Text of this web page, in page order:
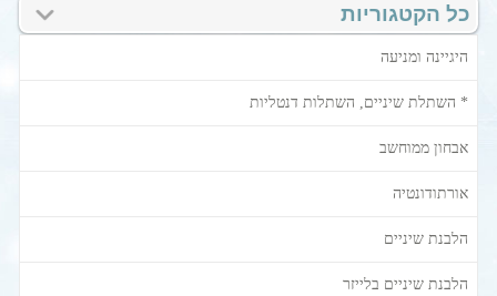
כל הקטגוריות
היגיינה ומניעה
* השתלת שיניים, השתלות דנטליות
אבחון ממוחשב
אורתודונטיה
הלבנת שיניים
הלבנת שיניים בלייזר